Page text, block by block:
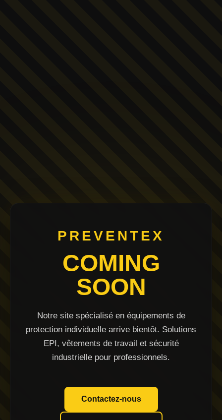
PREVENTEX
COMING
SOON
Notre site spécialisé en équipements de
protection individuelle arrive bientôt. Solutions
EPI, vêtements de travail et sécurité
industrielle pour professionnels.
Contactez-nous